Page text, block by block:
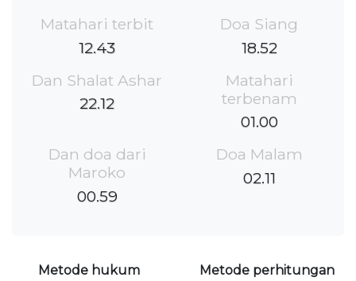
Matahari terbit
12.43
Doa Siang
18.52
Dan Shalat Ashar
22.12
Matahari
terbenam
01.00
Dan doa dari
Maroko
00.59
Doa Malam
02.11
Metode hukum
Metode perhitungan